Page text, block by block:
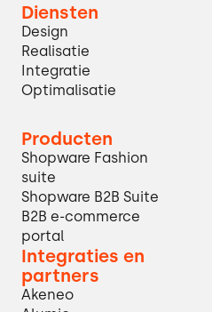
Diensten
Design
Realisatie
Integratie
Optimalisatie
Producten
Shopware Fashion
suite
Shopware B2B Suite
B2B e-commerce
portal
Integraties en
partners
Akeneo